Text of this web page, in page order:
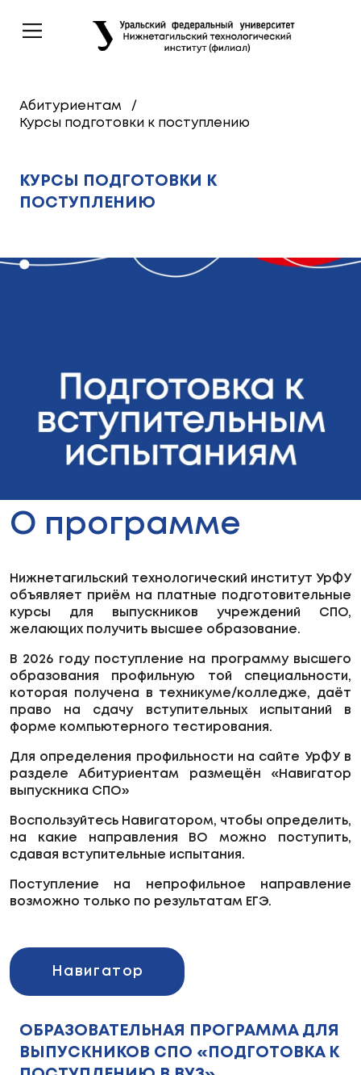
Абитуриентам
/
Курсы подготовки к поступлению
КУРСЫ ПОДГОТОВКИ К
ПОСТУПЛЕНИЮ
О программе
Нижнетагильский технологический институт УрФУ
объявляет приём на платные подготовительные
курсы для выпускников учреждений СПО,
желающих получить высшее образование.
В 2026 году поступление на программу высшего
образования профильную той специальности,
которая получена в техникуме/колледже, даёт
право на сдачу вступительных испытаний в
форме компьютерного тестирования.
Для определения профильности на сайте УрФУ в
разделе Абитуриентам размещён «Навигатор
выпускника СПО»
Воспользуйтесь Навигатором, чтобы определить,
на какие направления ВО можно поступить,
сдавая вступительные испытания.
Поступление на непрофильное направление
возможно только по результатам ЕГЭ.
Навигатор
ОБРАЗОВАТЕЛЬНАЯ ПРОГРАММА ДЛЯ
ВЫПУСКНИКОВ СПО «ПОДГОТОВКА К